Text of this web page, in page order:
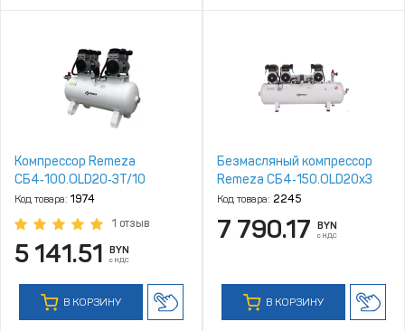
Компрессор Remeza
СБ4‑100.OLD20‑3T/10
Код товара: 1974
1 отзыв
5 141.51 BYN
с НДС
В КОРЗИНУ
Безмасляный компрессор
Remeza СБ4‑150.OLD20x3
Код товара: 2245
7 790.17 BYN
с НДС
В КОРЗИНУ